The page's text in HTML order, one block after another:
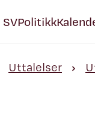
Politikk
Uttalelser